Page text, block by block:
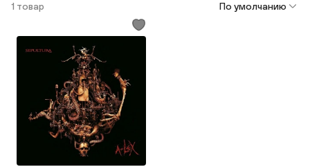
1 товар По умолчанию